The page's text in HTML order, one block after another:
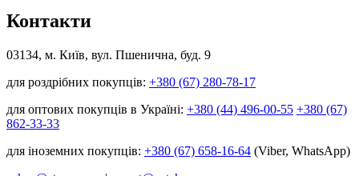
Контакти
03134, м. Київ, вул. Пшенична, буд. 9
для роздрібних покупців: +380 (67) 280-78-17
для оптових покупців в Україні: +380 (44) 496-00-55 +380 (67)
862-33-33
для іноземних покупців: +380 (67) 658-16-64 (Viber, WhatsApp)